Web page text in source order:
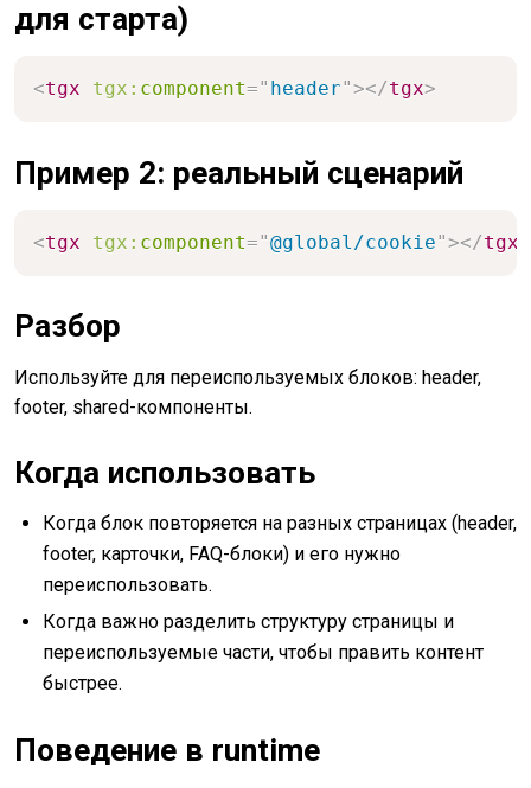
для старта)
<tgx tgx: component=" header"></tgx>
Пример 2: реальный сценарий
<tgx tgx: component="@global/cookie"></tgx
Разбор
Используйте для переиспользуемых блоков: header,
footer, shared-компоненты.
Когда использовать
Когда блок повторяется на разных страницах (header,
footer, карточки, FAQ-блоки) и его нужно
переиспользовать.
Когда важно разделить структуру страницы и
переиспользуемые части, чтобы править контент
быстрее.
Поведение в runtime